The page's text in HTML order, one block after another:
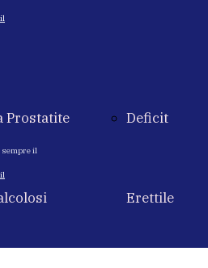
sempre il
Prostatite Deficit
Erettile